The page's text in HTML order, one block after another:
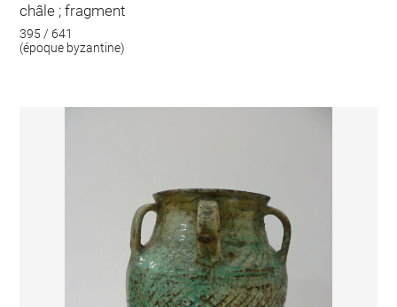
châle ; fragment
395 / 641
(époque byzantine)